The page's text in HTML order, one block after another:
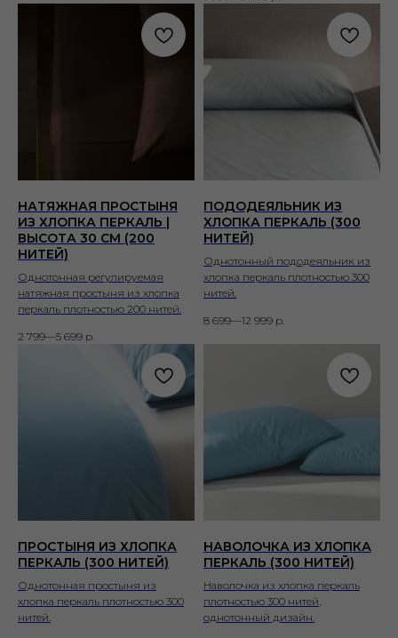
НАТЯЖНАЯ ПРОСТЫНЯ
ИЗ ХЛОПКА ПЕРКАЛЬ |
ВЫСОТА 30 СМ (200
НИТЕЙ)
Однотонная регулируемая
натяжная простыня из хлопка
перкаль плотностью 200 нитей.
2 799—5 699 р.
ПОДОДЕЯЛЬНИК ИЗ
ХЛОПКА ПЕРКАЛЬ (300
НИТЕЙ)
Однотонный пододеяльник из
хлопка перкаль плотностью 300
нитей.
8 699—12 999 р.
ПРОСТЫНЯ ИЗ ХЛОПКА
ПЕРКАЛЬ (300 НИТЕЙ)
Однотонная простыня из
хлопка перкаль плотностью 300
нитей.
НАВОЛОЧКА ИЗ ХЛОПКА
ПЕРКАЛЬ (300 НИТЕЙ)
Наволочка из хлопка перкаль
плотностью 300 нитей,
однотонный дизайн.